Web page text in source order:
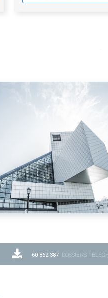
60 862 387 DOSSIERS